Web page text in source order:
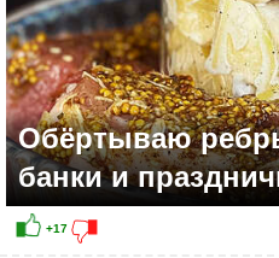
Обёртываю
банки и